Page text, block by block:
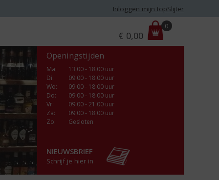
Inloggen mijn topSlijter
r
i
€ 0,00
0
Openingstijden
Ma:
13:00 - 18.00 uur
Di:
09.00 - 18.00 uur
Wo:
09.00 - 18.00 uur
Do:
09.00 - 18.00 uur
Vr:
09.00 - 21.00 uur
Za:
09.00 - 18.00 uur
Zo:
Gesloten
NIEUWSBRIEF
Schrijf je hier in